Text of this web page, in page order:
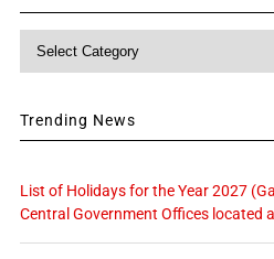
Trending News
List of Holidays for the Year 2027
Central Government Offices located